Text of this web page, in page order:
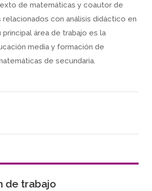
de matemáticas y coautor de
con análisis didáctico en
principal área de trabajo es la
media y formación de
de secundaria.
de trabajo